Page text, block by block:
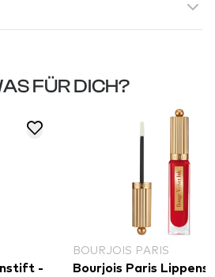
FÜR DICH?
-
BOURJOIS PARIS
Bourjois Paris